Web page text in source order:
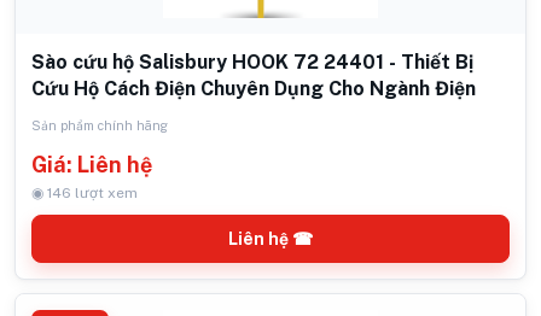
Sào cứu hộ Salisbury HOOK 72 24401 - Thiết Bị
Cứu Hộ Cách Điện Chuyên Dụng Cho Ngành Điện
Sản phẩm chính hãng
Giá: Liên hệ
◉ 146 lượt xem
Liên hệ ☎